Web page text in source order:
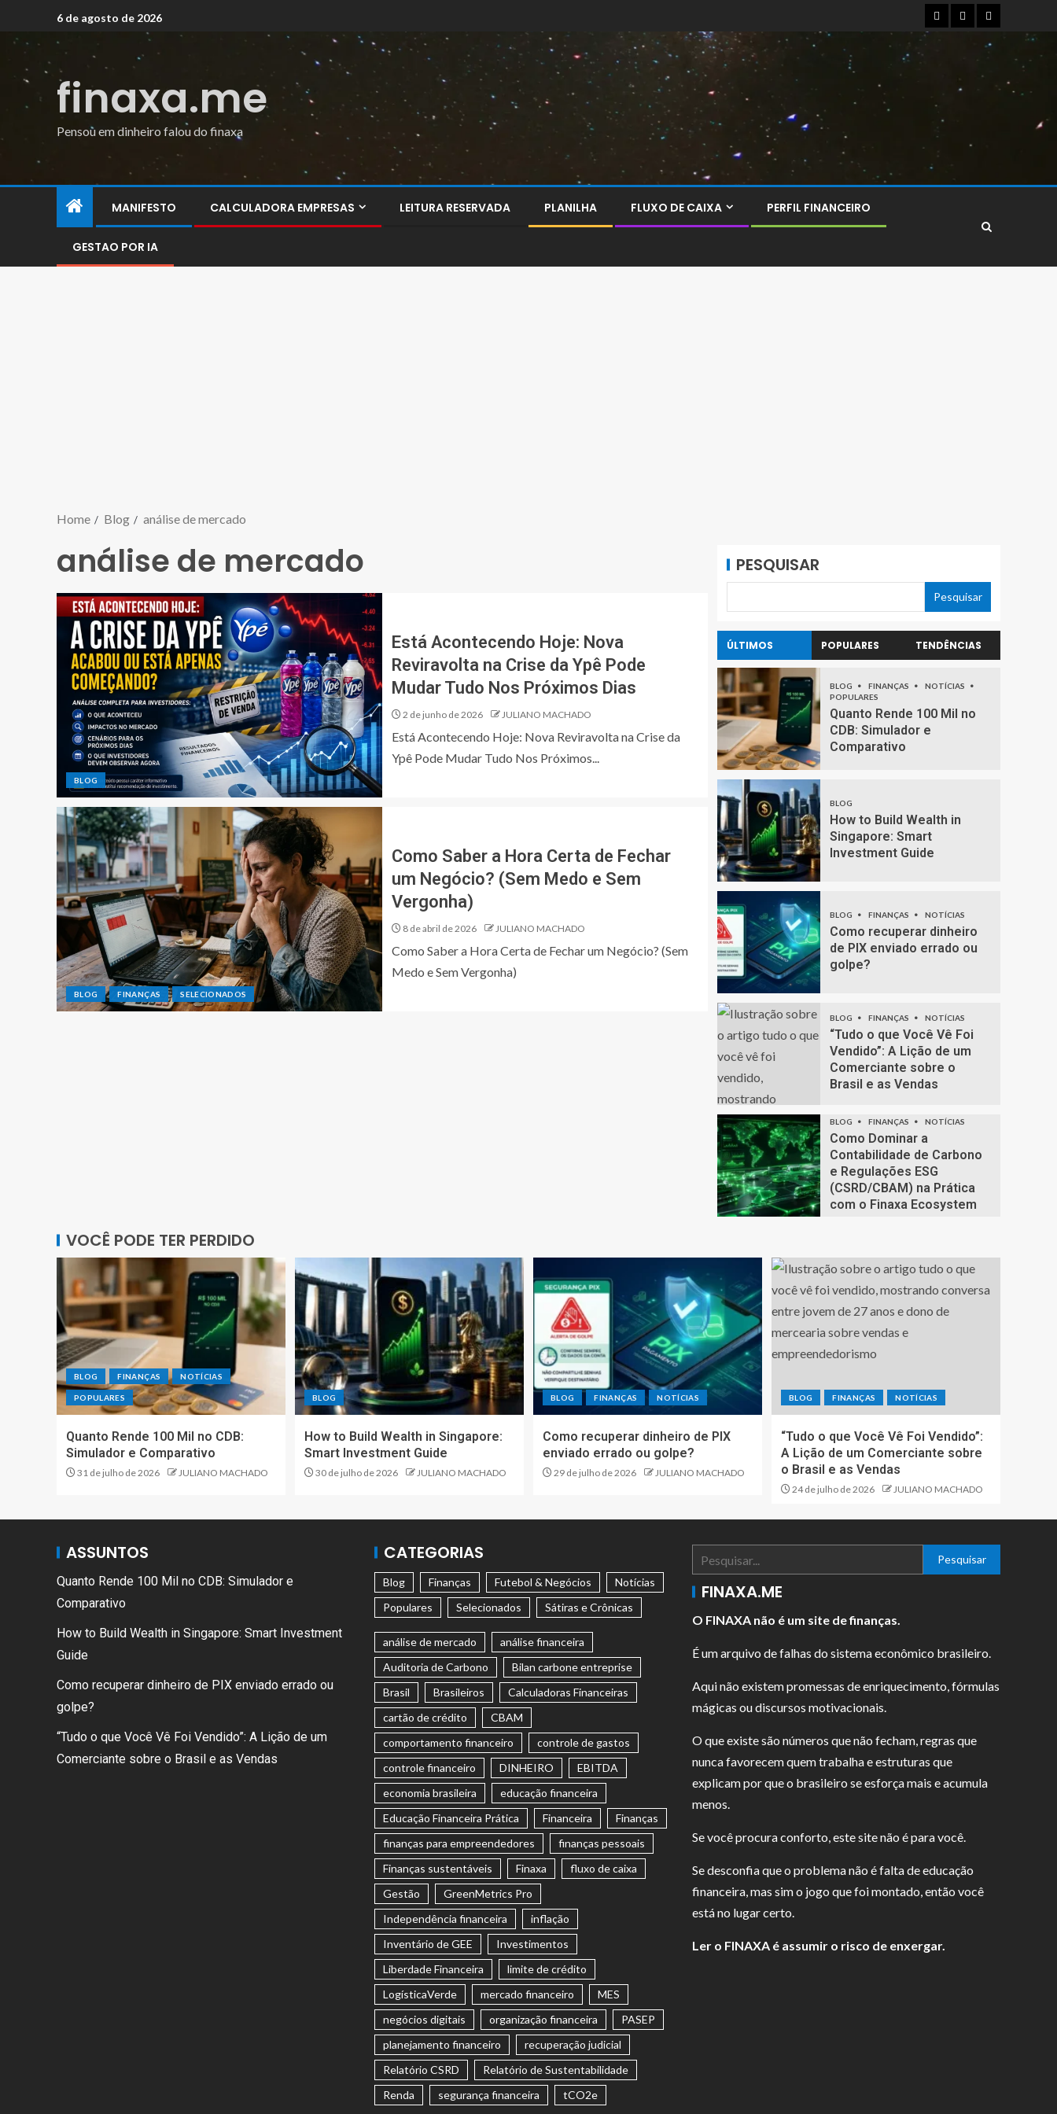
6 de agosto de 2026
finaxa.me
Pensou em dinheiro falou do finaxa
MANIFESTO CALCULADORA EMPRESAS LEITURA RESERVADA PLANILHA FLUXO DE CAIXA PERFIL FINANCEIRO
GESTAO POR IA
Home Blog análise de mercado
análise de mercado
BLOG
Está Acontecendo Hoje: Nova
Reviravolta na Crise da Ypê Pode
Mudar Tudo Nos Próximos Dias
2 de junho de 2026 JULIANO MACHADO
Está Acontecendo Hoje: Nova Reviravolta na Crise da
Ypê Pode Mudar Tudo Nos Próximos...
BLOG FINANÇAS SELECIONADOS
Como Saber a Hora Certa de Fechar
um Negócio? (Sem Medo e Sem
Vergonha)
8 de abril de 2026 JULIANO MACHADO
Como Saber a Hora Certa de Fechar um Negócio? (Sem
Medo e Sem Vergonha)
PESQUISAR
Pesquisar
ÚLTIMOS POPULARES TENDÊNCIAS
BLOG FINANÇAS
NOTÍCIAS
POPULARES
Quanto Rende 100 Mil no
CDB: Simulador e
Comparativo
BLOG
How to Build Wealth in
Singapore: Smart
Investment Guide
BLOG FINANÇAS NOTÍCIAS
Como recuperar dinheiro
de PIX enviado errado ou
golpe?
BLOG FINANÇAS NOTÍCIAS
“Tudo o que Você Vê Foi
Vendido”: A Lição de um
Comerciante sobre o
Brasil e as Vendas
BLOG FINANÇAS NOTÍCIAS
Como Dominar a
Contabilidade de Carbono
e Regulações ESG
(CSRD/CBAM) na Prática
com o Finaxa Ecosystem
VOCÊ PODE TER PERDIDO
BLOG FINANÇAS NOTÍCIAS
POPULARES
Quanto Rende 100 Mil no CDB:
Simulador e Comparativo
31 de julho de 2026 JULIANO MACHADO
BLOG
How to Build Wealth in Singapore:
Smart Investment Guide
30 de julho de 2026 JULIANO MACHADO
BLOG FINANÇAS NOTÍCIAS
Como recuperar dinheiro de PIX
enviado errado ou golpe?
29 de julho de 2026 JULIANO MACHADO
BLOG FINANÇAS NOTÍCIAS
“Tudo o que Você Vê Foi Vendido”:
A Lição de um Comerciante sobre
o Brasil e as Vendas
24 de julho de 2026 JULIANO MACHADO
ASSUNTOS
Quanto Rende 100 Mil no CDB: Simulador e
Comparativo
How to Build Wealth in Singapore: Smart Investment
Guide
Como recuperar dinheiro de PIX enviado errado ou
golpe?
“Tudo o que Você Vê Foi Vendido”: A Lição de um
Comerciante sobre o Brasil e as Vendas
CATEGORIAS
Blog Finanças Futebol & Negócios
Notícias
Populares
Selecionados Sátiras e Crônicas
análise de mercado
análise financeira
Auditoria de Carbono
Bilan carbone entreprise
Brasil
Brasileiros
Calculadoras Financeiras
cartão de crédito
CBAM
comportamento financeiro
controle de gastos
controle financeiro
DINHEIRO
EBITDA
economia brasileira
educação financeira
Educação Financeira Prática
Financeira
Finanças
finanças para empreendedores
finanças pessoais
Finanças sustentáveis
Finaxa
fluxo de caixa
Gestão
GreenMetrics Pro
Independência financeira
inflação
Inventário de GEE
Investimentos
Liberdade Financeira
limite de crédito
LogísticaVerde
mercado financeiro
MES
negócios digitais
organização financeira
PASEP
planejamento financeiro
recuperação judicial
Relatório CSRD
Relatório de Sustentabilidade
Renda
segurança financeira tCO2e
Pesquisar
FINAXA.ME
O FINAXA não é um site de finanças.
É um arquivo de falhas do sistema econômico brasileiro.
Aqui não existem promessas de enriquecimento, fórmulas
mágicas ou discursos motivacionais.
O que existe são números que não fecham, regras que
nunca favorecem quem trabalha e estruturas que
explicam por que o brasileiro se esforça mais e acumula
menos.
Se você procura conforto, este site não é para você.
Se desconfia que o problema não é falta de educação
financeira, mas sim o jogo que foi montado, então você
está no lugar certo.
Ler o FINAXA é assumir o risco de enxergar.